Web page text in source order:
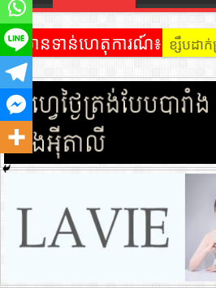
ព័ត៌មានទាន់ហេតុការណ៍៖ ខ្សឹបដា